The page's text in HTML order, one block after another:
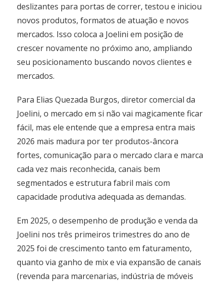
deslizantes para portas de correr, testou e iniciou
novos produtos, formatos de atuação e novos
mercados. Isso coloca a Joelini em posição de
crescer novamente no próximo ano, ampliando
seu posicionamento buscando novos clientes e
mercados.
Para Elias Quezada Burgos, diretor comercial da
Joelini, o mercado em si não vai magicamente ficar
fácil, mas ele entende que a empresa entra mais
2026 mais madura por ter produtos-âncora
fortes, comunicação para o mercado clara e marca
cada vez mais reconhecida, canais bem
segmentados e estrutura fabril mais com
capacidade produtiva adequada as demandas.
Em 2025, o desempenho de produção e venda da
Joelini nos três primeiros trimestres do ano de
2025 foi de crescimento tanto em faturamento,
quanto via ganho de mix e via expansão de canais
(revenda para marcenarias, indústria de móveis